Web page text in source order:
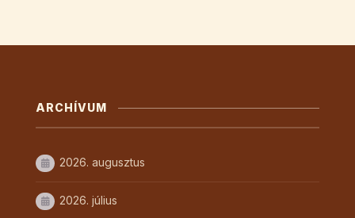
ARCHÍVUM
2026. augusztus
2026. július